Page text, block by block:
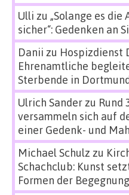
Ulli zu „Solange es
sicher“: Gedenken an
Danii zu Hospizdienst
Ehrenamtliche
Sterbende in
Ulrich Sanderzu Rund
versammeln sich auf
einer Gedenk- und
Michael Schulz zu
Schachclub: Kunst
Formen der Begegnung